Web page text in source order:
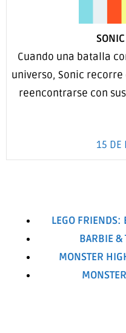
Cuando una batalla
universo, Sonic
reencontrarse con
15 DE
LEGO FRIENDS:
BARBIE &
MONSTER